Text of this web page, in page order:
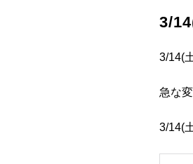
3/
3/14(
急な
3/14(